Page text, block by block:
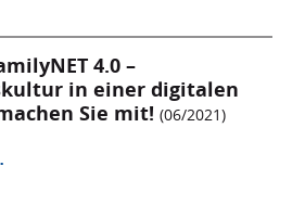
4.0 –
in einer digitalen
Sie mit! (06/2021)